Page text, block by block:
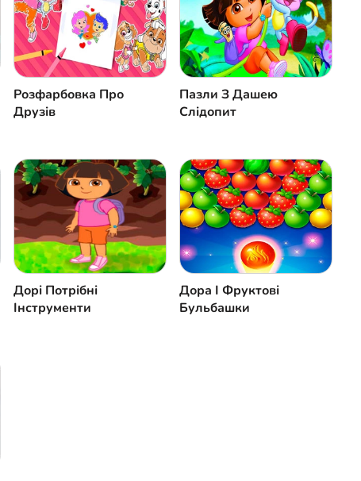
Розфарбовка Про
Друзів
Пазли З Дашею
Слідопит
Дорі Потрібні
Інструменти
Дора І Фруктові
Бульбашки